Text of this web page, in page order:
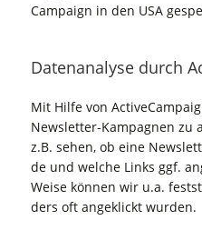
Cam­paign in den USA
Daten­ana­ly­se durch
Mit Hil­fe von
News­let­ter-Kam­pa­gnen zu
z.B. sehen, ob eine
de und wel­che Links ggf.
Wei­se kön­nen wir u.a.
ders oft ange­klickt wurden.